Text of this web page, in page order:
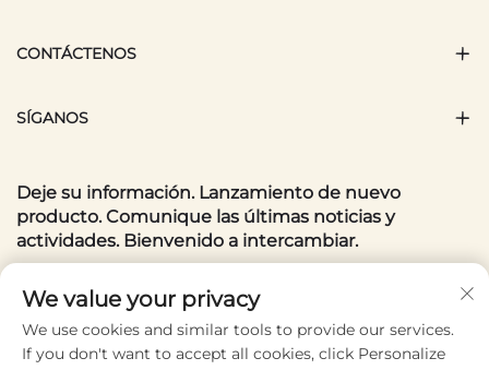
CONTÁCTENOS
SÍGANOS
Deje su información. Lanzamiento de nuevo
producto. Comunique las últimas noticias y
actividades. Bienvenido a intercambiar.
Su correo electrónico
Subscribe
We value your privacy
We use cookies and similar tools to provide our services.
If you don't want to accept all cookies, click Personalize